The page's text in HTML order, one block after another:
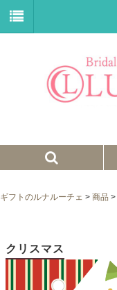
ウェイトドール
ギフトのルナルーチェ > 商品 >
クリスマス